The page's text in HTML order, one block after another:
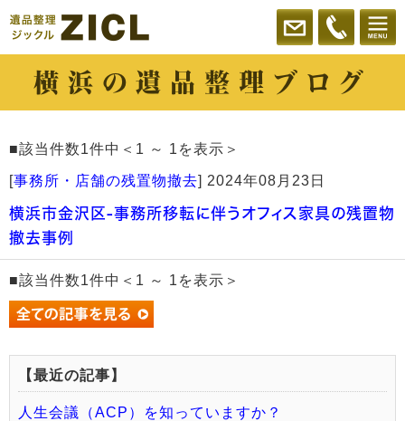
横浜の遺品整理ブログ
■該当件数1件中＜1 ～ 1を表示＞
[事務所・店舗の残置物撤去] 2024年08月23日
横浜市金沢区-事務所移転に伴うオフィス家具の残置物
撤去事例
■該当件数1件中＜1 ～ 1を表示＞
【最近の記事】
人生会議（ACP）を知っていますか？